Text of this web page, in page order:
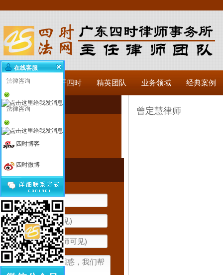
网站首页 关于四时 精英团队 业务领域 经典案例
精英团队
律师精英
团队风采
在线咨询
曾定慧律师
在线客服
法律咨询
法律咨询
四时博客
四时微博